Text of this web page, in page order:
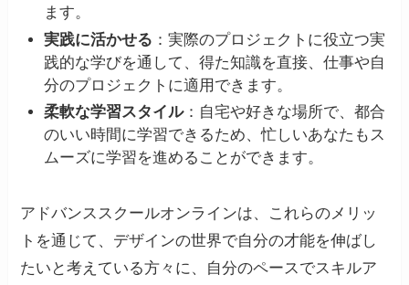
ます。
実践に活かせる ：実際のプロジェクトに役立つ実
践的な学びを通して、得た知識を直接、仕事や自
分のプロジェクトに適用できます。
柔軟な学習スタイル：自宅や好きな場所で、都合
のいい時間に学習できるため、忙しいあなたもス
ムーズに学習を進めることができます。
アドバンススクールオンラインは、これらのメリッ
トを通じて、デザインの世界で自分の才能を伸ばし
たいと考えている方々に、自分のペースでスキルア